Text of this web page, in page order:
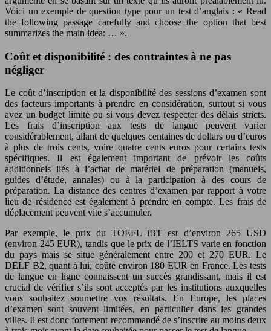
Voici un exemple de question type pour un test d’anglais : « Read
the following passage carefully and choose the option that best
summarizes the main idea: … ».
Coût et disponibilité : des contraintes à ne pas
négliger
Le coût d’inscription et la disponibilité des sessions d’examen sont
des facteurs importants à prendre en considération, surtout si vous
avez un budget limité ou si vous devez respecter des délais stricts.
Les frais d’inscription aux tests de langue peuvent varier
considérablement, allant de quelques centaines de dollars ou d’euros
à plus de trois cents, voire quatre cents euros pour certains tests
spécifiques. Il est également important de prévoir les coûts
additionnels liés à l’achat de matériel de préparation (manuels,
guides d’étude, annales) ou à la participation à des cours de
préparation. La distance des centres d’examen par rapport à votre
lieu de résidence est également à prendre en compte. Les frais de
déplacement peuvent vite s’accumuler.
Par exemple, le prix du TOEFL iBT est d’environ 265 USD
(environ 245 EUR), tandis que le prix de l’IELTS varie en fonction
du pays mais se situe généralement entre 200 et 270 EUR. Le
DELF B2, quant à lui, coûte environ 180 EUR en France. Les tests
de langue en ligne connaissent un succès grandissant, mais il est
crucial de vérifier s’ils sont acceptés par les institutions auxquelles
vous souhaitez soumettre vos résultats. En Europe, les places
d’examen sont souvent limitées, en particulier dans les grandes
villes. Il est donc fortement recommandé de s’inscrire au moins deux